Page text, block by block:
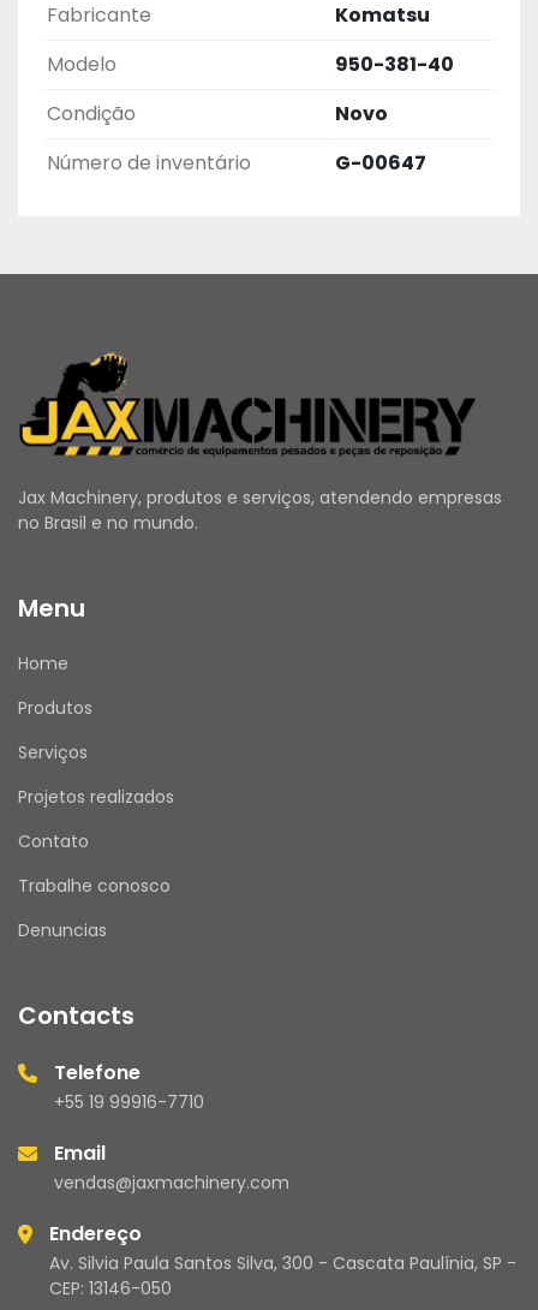
Fabricante
Komatsu
Modelo
950-381-40
Condição
Novo
Número de inventário
G-00647
Jax Machinery, produtos e serviços, atendendo empresas
no Brasil e no mundo.
Menu
Home
Produtos
Serviços
Projetos realizados
Contato
Trabalhe conosco
Denuncias
Contacts
Telefone
+55 19 99916-7710
Email
vendas@jaxmachinery.com
Endereço
Av. Silvia Paula Santos Silva, 300 - Cascata Paulínia, SP -
CEP: 13146-050